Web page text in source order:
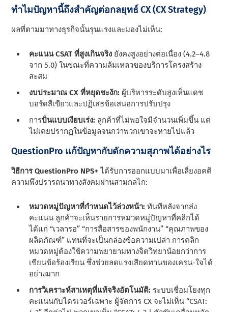
ทำไมปัญหานี้ถึงสำคัญต่อกลยุทธ์ CX (CX Strategy)
ผลที่ตามมาทางธุรกิจนั้นรุนแรงและมองไม่เห็น:
คะแนน CSAT ที่สูงเกินจริง ยังคงสูงอย่างต่อเนื่อง (4.2–4.8
จาก 5.0) ในขณะที่ความล้มเหลวของบริการโครงสร้าง
สะสม
งบประมาณ CX ที่หยุดชะงัก: ผู้บริหารระดับสูงเห็นแดช
บอร์ดสีเขียวและปฏิเสธข้อเสนอการปรับปรุง
การปั่นแบบเงียบเร่ง: ลูกค้าที่ไม่พอใจมีจํานวนเพิ่มขึ้น แต่
ไม่เคยปรากฏในข้อมูลจนกว่าพวกเขาจะหายไปแล้ว
QuestionPro แก้ปัญหากับดักความสุภาพได้อย่างไร
วิธีการ QuestionPro NPS+ ได้รับการออกแบบมาเพื่อเลี่ยงอคติ
ความพึงปรารถนาทางสังคมผ่านสามกลไก:
หมวดหมู่ปัญหาที่กําหนดไว้ล่วงหน้า: ทันทีหลังจากส่ง
คะแนน ลูกค้าจะเห็นรายการหมวดหมู่ปัญหาที่คลิกได้
ได้แก่ “เวลารอ” “การสื่อสารของพนักงาน” “คุณภาพของ
ผลิตภัณฑ์” แทนที่จะเป็นกล่องข้อความเปล่า การคลิก
หมวดหมู่ต้องใช้ความพยายามทางจิตวิทยาน้อยกว่าการ
เขียนข้อร้องเรียน ซึ่งช่วยลดแรงเสียดทานของเครน-ใจได้
อย่างมาก
การวิเคราะห์สาเหตุที่แท้จริงอัตโนมัติ: ระบบเชื่อมโยงทุก
คะแนนกับไดรเวอร์เฉพาะ ผู้จัดการ CX จะไม่เห็น “CSAT: